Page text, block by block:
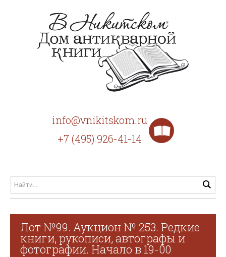
info@vnikitskom.ru
+7 (495) 926-41-14
Лот №99. Аукцион № 253. Редкие
книги, рукописи, автографы и
фотографии. Начало в 19-00